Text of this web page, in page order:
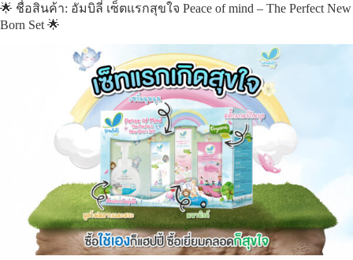
🌟 ชื่อสินค้า: อัมบิลี่ เซ็ตแรกสุขใจ Peace of mind – The Perfect New
Born Set 🌟